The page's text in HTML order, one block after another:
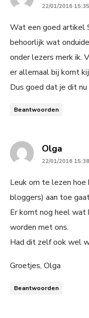
22/01/2016 15:35
Wat een goed artikel
behoorlijk wat
onder lezers merk ik.
er allemaal bij komt
Dus goed dat je dit
Beantwoorden
Olga
22/01/2016 15:38
Leuk om te lezen hoe
bloggers) aan toe
Er komt nog heel wat
worden met ons.
Had dit zelf ook wel
Groetjes, Olga
Beantwoorden